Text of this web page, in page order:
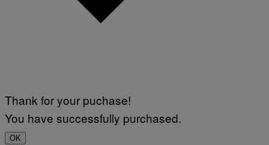
Thank for your puchase!
You have successfully purchased.
OK